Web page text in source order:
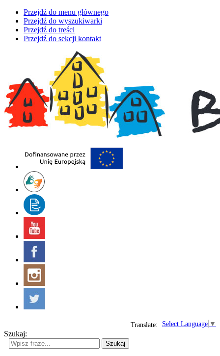
Przejdź do menu głównego
Przejdź do wyszukiwarki
Przejdź do treści
Przejdź do sekcji kontakt
Select Language ▼
Translate:
Szukaj:
Szukaj